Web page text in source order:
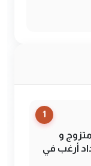
1
و
أرغب في